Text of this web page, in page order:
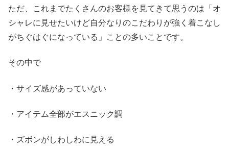
ただ、これまでたくさんのお客様を見てきて思うのは「オ
シャレに見せたいけど自分なりのこだわりが強く着こなし
がちぐはぐになっている」ことの多いことです。
その中で
・サイズ感があっていない
・アイテム全部がエスニック調
・ズボンがしわしわに見える